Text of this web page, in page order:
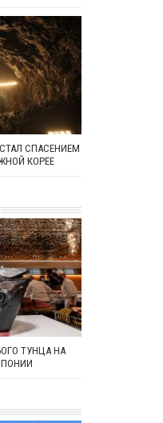
СПАСЕНИЕМ
КОРЕЕ
ТУНЦА НА